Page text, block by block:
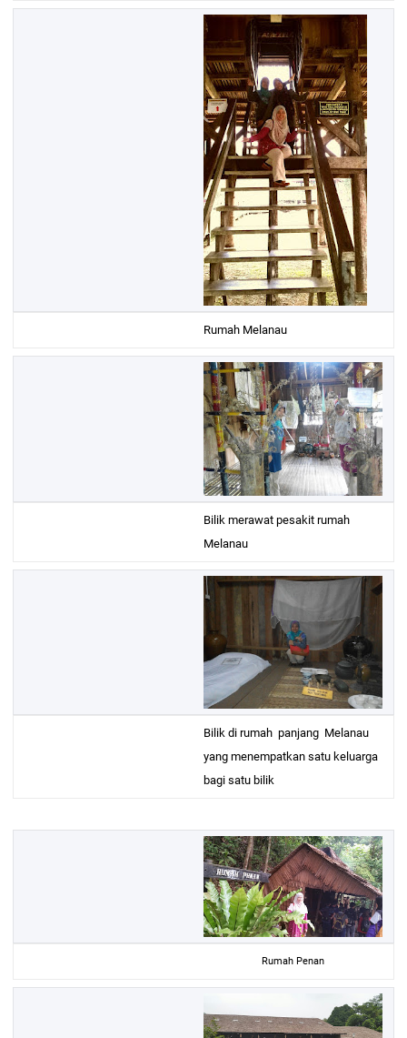
Rumah Melanau
Bilik merawat pesakit rumah
Melanau
Bilik di rumah panjang Melanau
yang menempatkan satu keluarga
bagi satu bilik
Rumah Penan